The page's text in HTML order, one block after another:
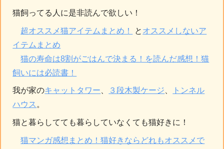
猫飼ってる人に是非読んで欲しい！
超オススメ猫アイテムまとめ！ と オススメしないア
イテムまとめ
猫の寿命は8割がごはんで決まる！を読んだ感想！猫
飼いには必読書！
我が家のキャットタワー ３段木製ケージ
トンネル
ハウス 。
猫と暮らしてても暮らしていなくても猫好きに！
猫マンガ感想まとめ！猫好きならどれもオススメで